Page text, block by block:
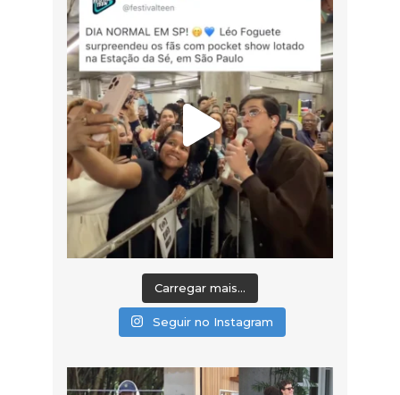
Carregar mais...
Seguir no Instagram